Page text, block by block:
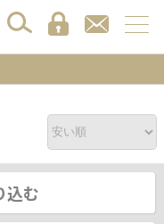
込む